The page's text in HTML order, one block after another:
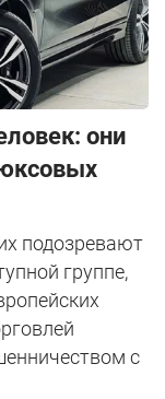
они
подозревают
группе,
с